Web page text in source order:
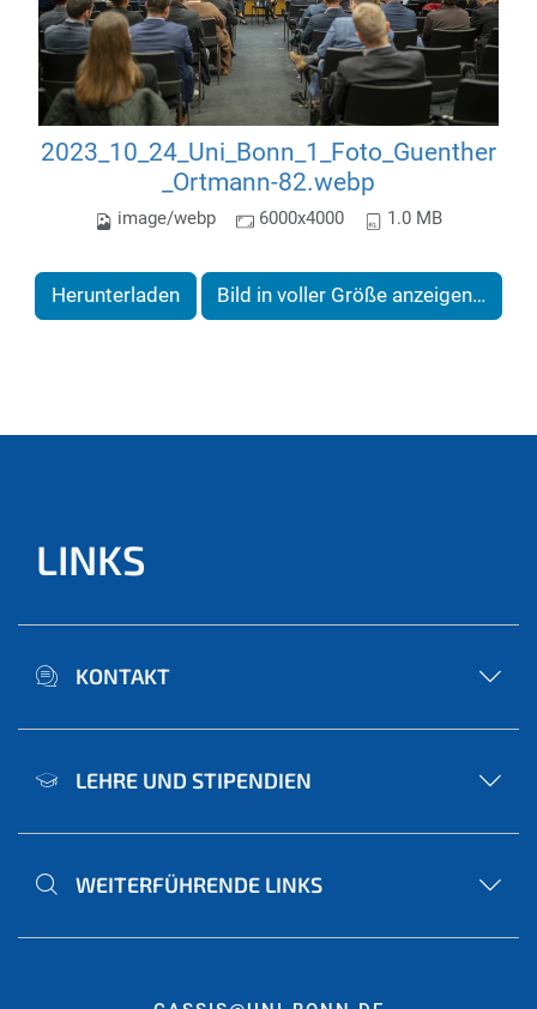
2023_10_24_Uni_Bonn_1_Foto_Guenther
_Ortmann-82.webp
image/webp 6000x4000 1.0 MB
Herunterladen Bild in voller Größe anzeigen…
LINKS
KONTAKT
LEHRE UND STIPENDIEN
WEITERFÜHRENDE LINKS